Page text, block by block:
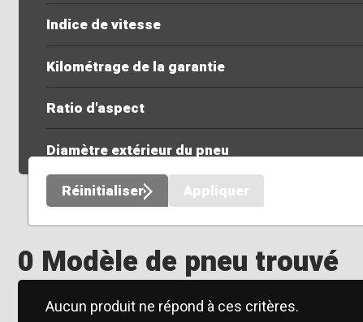
Indice de vitesse
Kilométrage de la garantie
Ratio d'aspect
Diamètre extérieur du pneu
Réinitialiser Appliquer
0 Modèle de pneu trouvé
Aucun produit ne répond à ces critères.